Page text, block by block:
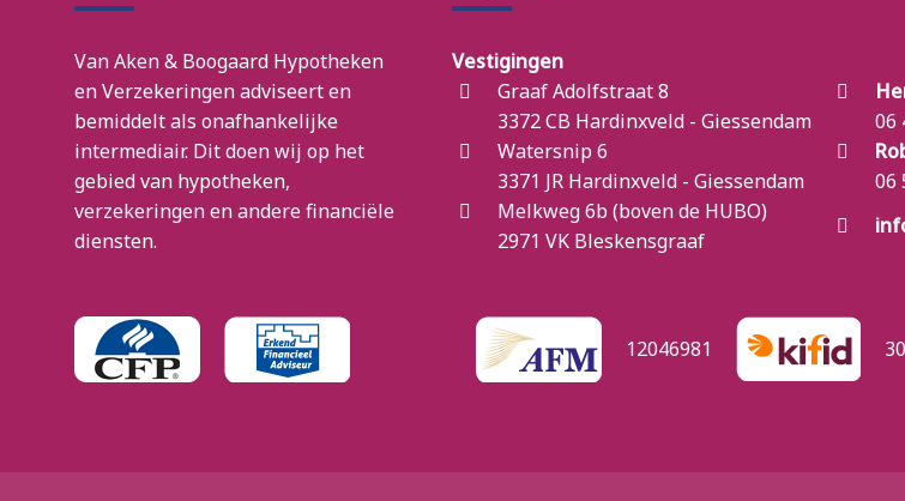
Van Aken & Boogaard Hypotheken
en Verzekeringen adviseert en
bemiddelt als onafhankelijke
intermediair. Dit doen wij op het
gebied van hypotheken,
verzekeringen en andere financiële
diensten.
Vestigingen
Graaf Adolfstraat 8
3372 CB Hardinxveld - Giessendam
06
Watersnip 6
3371 JR Hardinxveld - Giessendam
06
Melkweg 6b (boven de HUBO)
2971 VK Bleskensgraaf
12046981